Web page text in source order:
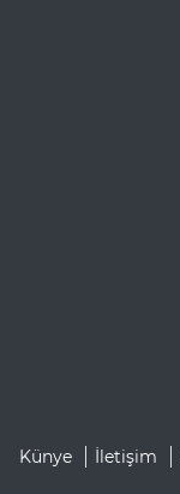
Künye İletişim